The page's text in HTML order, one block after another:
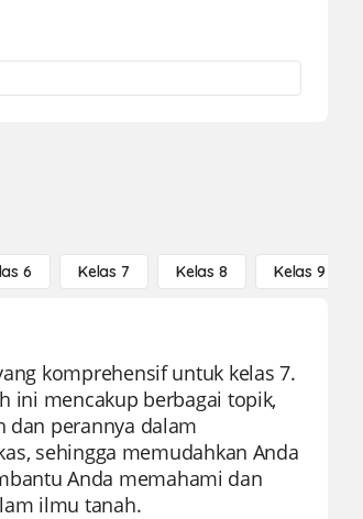
6 Kelas 7 Kelas 8 Kelas 9
komprehensif untuk kelas 7.
ini mencakup berbagai topik,
dan perannya dalam
sehingga memudahkan Anda
Anda memahami dan
ilmu tanah.